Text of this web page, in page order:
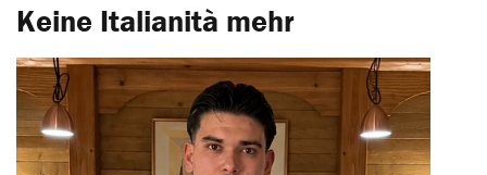
Keine Italianità mehr